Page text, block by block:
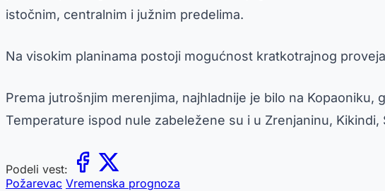
istočnim, centralnim i južnim predelima.
Na visokim planinama postoji mogućnost kratkotrajnog
Prema jutrošnjim merenjima, najhladnije je bilo na
Temperature ispod nule zabeležene su i u Zrenjaninu, Kikindi,
Podeli vest:
Požarevac Vremenska prognoza